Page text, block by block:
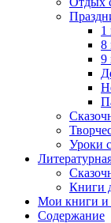
1
8
9
Уроки
Книги
Мои книги и
Содержание